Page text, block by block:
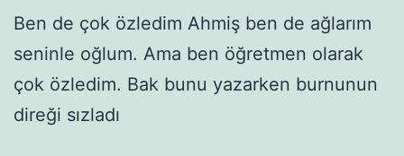
Ben de çok özledim Ahmiş ben de ağlarım
seninle oğlum. Ama ben öğretmen olarak
çok özledim. Bak bunu yazarken burnunun
direği sızladı